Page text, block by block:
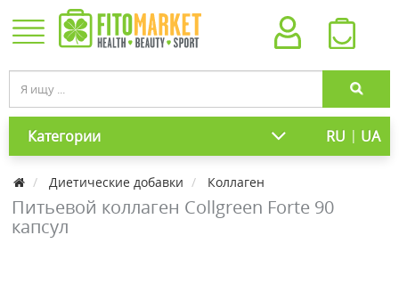
Категории RU | UA
Диетические добавки Коллаген
Питьевой коллаген Collgreen Forte 90
капсул